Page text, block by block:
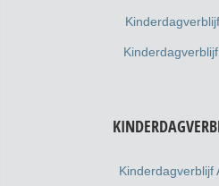
Kinderdagverblijf